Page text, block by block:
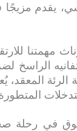
يقدم مزيجًا
مهمتنا
تفانيه
المعقد،
في رحلة